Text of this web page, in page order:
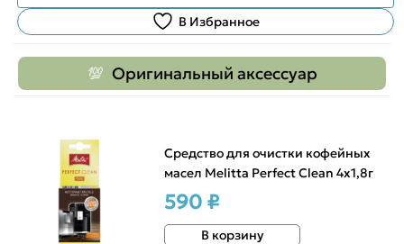
В Избранное
Оригинальный аксессуар
Средство для очистки кофейных
масел Melitta Perfect Clean 4х1,8г
590 ₽
В корзину